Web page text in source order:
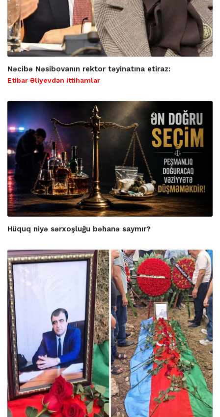
Nəcibə Nəsibovanın rektor təyinatına etiraz:
Etibar Əliyevdən ittihamlar
Hüquq niyə sərxoşluğu bəhanə saymır?